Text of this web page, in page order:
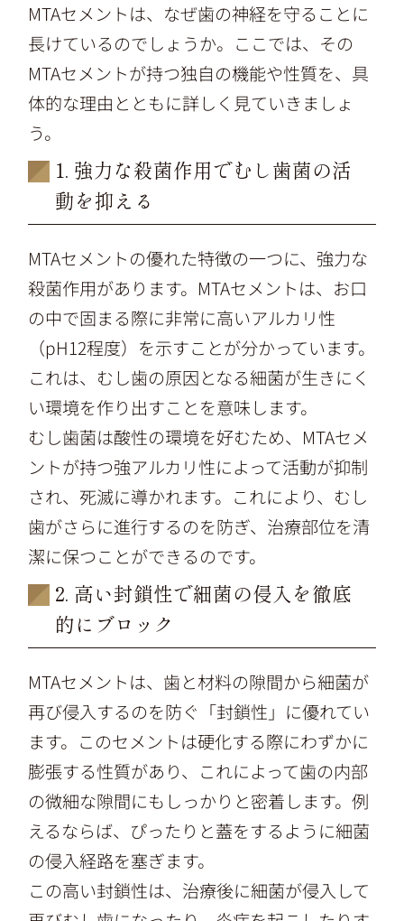
MTAセメントは、なぜ歯の神経を守ることに
長けているのでしょうか。ここでは、その
MTAセメントが持つ独自の機能や性質を、具
体的な理由とともに詳しく見ていきましょ
う。
1. 強力な殺菌作用でむし歯菌の活
動を抑える
MTAセメントの優れた特徴の一つに、強力な
殺菌作用があります。MTAセメントは、お口
の中で固まる際に非常に高いアルカリ性
（pH12程度）を示すことが分かっています。
これは、むし歯の原因となる細菌が生きにく
い環境を作り出すことを意味します。
むし歯菌は酸性の環境を好むため、MTAセメ
ントが持つ強アルカリ性によって活動が抑制
され、死滅に導かれます。これにより、むし
歯がさらに進行するのを防ぎ、治療部位を清
潔に保つことができるのです。
2. 高い封鎖性で細菌の侵入を徹底
的にブロック
MTAセメントは、歯と材料の隙間から細菌が
再び侵入するのを防ぐ「封鎖性」に優れてい
ます。このセメントは硬化する際にわずかに
膨張する性質があり、これによって歯の内部
の微細な隙間にもしっかりと密着します。例
えるならば、ぴったりと蓋をするように細菌
の侵入経路を塞ぎます。
この高い封鎖性は、治療後に細菌が侵入して